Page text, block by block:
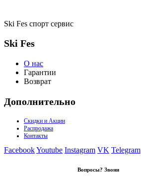
Ski Fes спорт сервис
Ski Fes
О нас
Гарантии
Возврат
Дополнительно
Скидки и Акции
Распродажа
Контакты
FacebookYoutube Instagram VK Telegram
Вопросы? Звони